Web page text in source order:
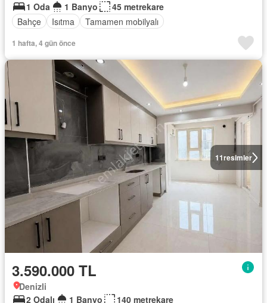
1 Oda
1 Banyo
45 metrekare
Bahçe
Isıtma Tamamen mobilyalı
1 hafta, 4 gün önce
11resimler
3.590.000 TL
Denizli
2 Odalı
1 Banyo 140 metrekare